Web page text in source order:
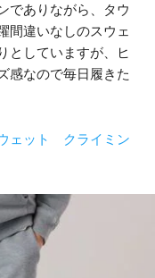
でありながら、タウ
間違いなしのスウェ
としていますが、ヒ
感なので毎日履きた
ェット クライミン